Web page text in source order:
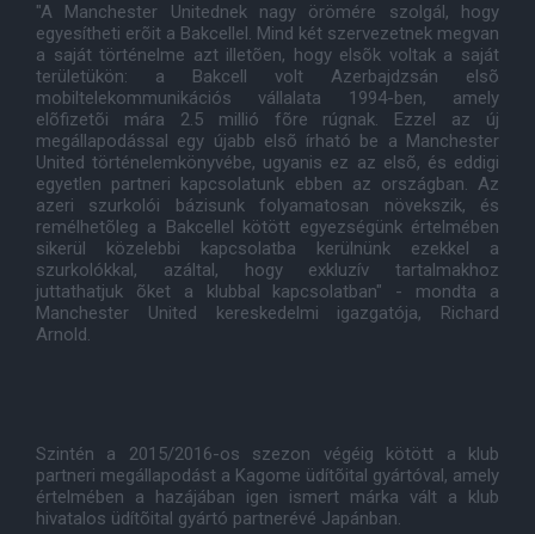
"A Manchester Unitednek nagy örömére szolgál, hogy
egyesítheti erõit a Bakcellel. Mind két szervezetnek megvan
a saját történelme azt illetõen, hogy elsõk voltak a saját
területükön: a Bakcell volt Azerbajdzsán elsõ
mobiltelekommunikációs vállalata 1994-ben, amely
elõfizetõi mára 2.5 millió fõre rúgnak. Ezzel az új
megállapodással egy újabb elsõ írható be a Manchester
United történelemkönyvébe, ugyanis ez az elsõ, és eddigi
egyetlen partneri kapcsolatunk ebben az országban. Az
azeri szurkolói bázisunk folyamatosan növekszik, és
remélhetõleg a Bakcellel kötött egyezségünk értelmében
sikerül közelebbi kapcsolatba kerülnünk ezekkel a
szurkolókkal, azáltal, hogy exkluzív tartalmakhoz
juttathatjuk õket a klubbal kapcsolatban" - mondta a
Manchester United kereskedelmi igazgatója, Richard
Arnold.
Szintén a 2015/2016-os szezon végéig kötött a klub
partneri megállapodást a Kagome üdítõital gyártóval, amely
értelmében a hazájában igen ismert márka vált a klub
hivatalos üdítõital gyártó partnerévé Japánban.